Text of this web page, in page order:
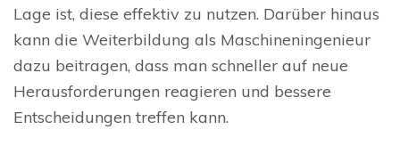
Lage ist, diese effektiv zu nutzen. Darüber hinaus
kann die Weiterbildung als Maschineningenieur
dazu beitragen, dass man schneller auf neue
Herausforderungen reagieren und bessere
Entscheidungen treffen kann.